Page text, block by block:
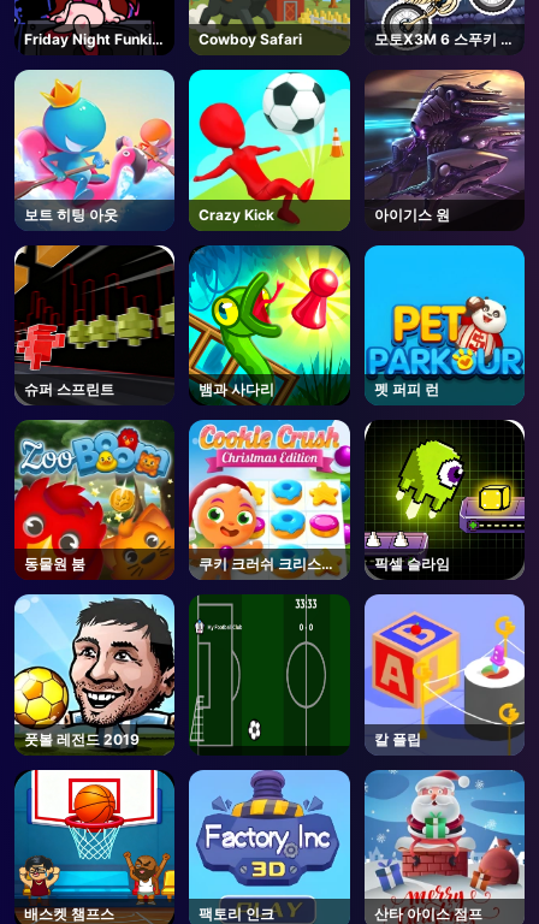
Friday Night Funkin
- FNF
Cowboy Safari
모토X3M 6 스푸키 랜
보트 히팅 아웃 Crazy Kick 아이기스 원
슈퍼 스프린트 뱀과 사다리 펫 퍼피 런
동물원 붐
쿠키 크러쉬 크리스마
스
픽셀 슬라임
풋볼 레전드 2019 칼 플립
배스켓 챔프스 팩토리 인크 산타 아이스 점프